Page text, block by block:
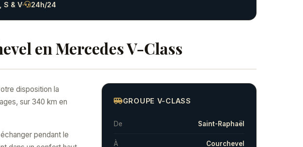
S & V 24h/24
en Mercedes V-Class
disposition la
sur 340 km en
pendant le
GROUPE V-CLASS
De Saint-Raphaël
À Courchevel